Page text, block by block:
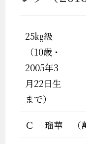
25㎏級
（10歳・
2005年3
月22日生
まで）
Ｃ 瑠華